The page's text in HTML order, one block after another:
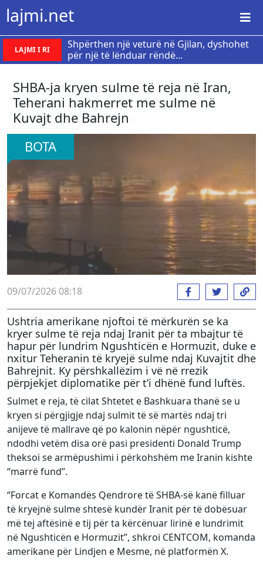
lajmi.net
LAJMI I RI
Shpërthen një veturë në Gjilan, dyshohet
për një të lënduar rëndë...
SHBA-ja kryen sulme të reja në Iran,
Teherani hakmerret me sulme në
Kuvajt dhe Bahrejn
BOTA
09/07/2026 08:18
Ushtria amerikane njoftoi të mërkurën se ka
kryer sulme të reja ndaj Iranit për ta mbajtur të
hapur për lundrim Ngushticën e Hormuzit, duke e
nxitur Teheranin të kryejë sulme ndaj Kuvajtit dhe
Bahrejnit. Ky përshkallëzim i vë në rrezik
përpjekjet diplomatike për t’i dhënë fund luftës.
Sulmet e reja, të cilat Shtetet e Bashkuara thanë se u
kryen si përgjigje ndaj sulmit të së martës ndaj tri
anijeve të mallrave që po kalonin nëpër ngushticë,
ndodhi vetëm disa orë pasi presidenti Donald Trump
theksoi se armëpushimi i përkohshëm me Iranin kishte
“marrë fund”.
“Forcat e Komandës Qendrore të SHBA-së kanë filluar
të kryejnë sulme shtesë kundër Iranit për të dobësuar
më tej aftësinë e tij për ta kërcënuar lirinë e lundrimit
në Ngushticën e Hormuzit”, shkroi CENTCOM, komanda
amerikane për Lindjen e Mesme, në platformën X.